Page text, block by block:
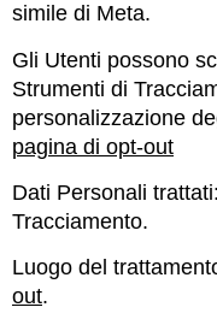
simile di Meta.
Gli Utenti possono
Strumenti di
personalizzazione
pagina di opt-out
Dati Personali
Tracciamento.
Luogo del
out.